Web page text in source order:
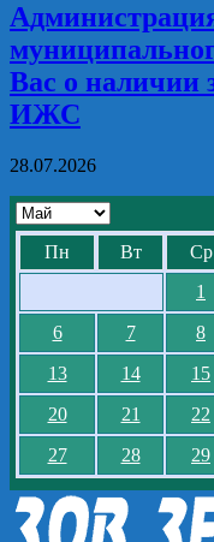
Вас о наличии
ИЖС
28.07.2026
Пн Вт Ср
1
6
7 8
13
14 15
20
21 22
27
28 29